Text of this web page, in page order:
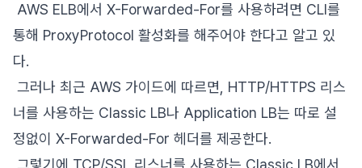
AWS ELB에서 X-Forwarded-For를 사용하려면 CLI를
통해 ProxyProtocol 활성화를 해주어야 한다고 알고 있
다.
그러나 최근 AWS 가이드에 따르면, HTTP/HTTPS 리스
너를 사용하는 Classic LB나 Application LB는 따로 설
정없이 X-Forwarded-For 헤더를 제공한다.
그렇기에 TCP/SSL 리스너를 사용하는 Classic LB에서